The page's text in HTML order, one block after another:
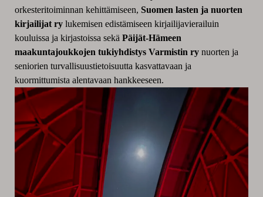
orkesteritoiminnan kehittämiseen, Suomen lasten ja nuorten
kirjailijat rylukemisen edistämiseen kirjailijavierailuin
kouluissa ja kirjastoissa sekä Päijät-Hämeen
maakuntajoukkojen tukiyhdistys Varmistin ry nuorten ja
seniorien turvallisuustietoisuutta kasvattavaan ja
kuormittumista alentavaan hankkeeseen.